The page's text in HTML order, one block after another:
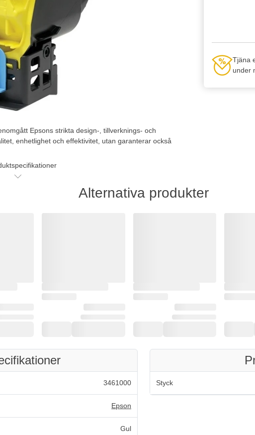
Epsons strikta design-, tillverknings- och
enhetlighet och effektivitet, utan garanterar också
Tjäna
under
Alternativa produkter
3461000
Epson
Gul
Styck